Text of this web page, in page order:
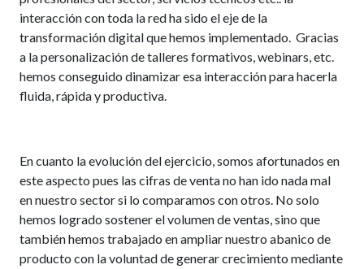
interacción con toda la red ha sido el eje de la
transformación digital que hemos implementado. Gracias
a la personalización de talleres formativos, webinars, etc.
hemos conseguido dinamizar esa interacción para hacerla
fluida, rápida y productiva.
En cuanto la evolución del ejercicio, somos afortunados en
este aspecto pues las cifras de venta no han ido nada mal
en nuestro sector si lo comparamos con otros. No solo
hemos logrado sostener el volumen de ventas, sino que
también hemos trabajado en ampliar nuestro abanico de
producto con la voluntad de generar crecimiento mediante